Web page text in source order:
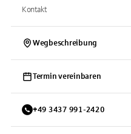
Kontakt
Wegbeschreibung
Termin vereinbaren
+49 3437 991-2420